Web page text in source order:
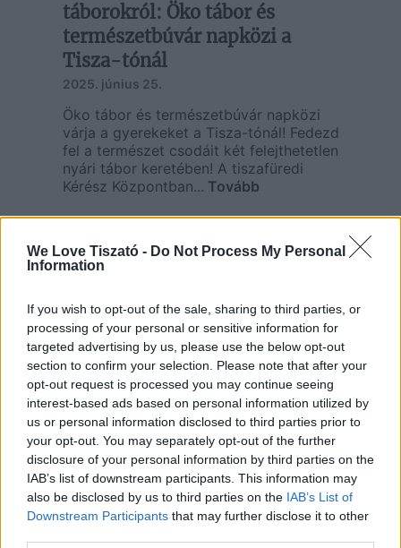
We Love Tiszató - Do Not Process My Personal
Information
If you wish to opt-out of the sale, sharing to third parties, or
processing of your personal or sensitive information for
targeted advertising by us, please use the below opt-out
section to confirm your selection. Please note that after your
opt-out request is processed you may continue seeing
interest-based ads based on personal information utilized by
us or personal information disclosed to third parties prior to
your opt-out. You may separately opt-out of the further
disclosure of your personal information by third parties on the
IAB’s list of downstream participants. This information may
also be disclosed by us to third parties on the IAB’s List of
Downstream Participants that may further disclose it to other
táborokról: Öko tábor és
természetbúvár napközi a
Tisza-tónál
2025. június 25.
Öko tábor és természetbúvár napközi
várja a gyerekeket a Tisza-tónál! Fedezd
fel a természet csodáit két felejthetetlen
nyári tábor keretében! A tiszafüredi
Kérész Központban... Tovább
Fedezd fel Tiszafüred csodás
vízi világát!
2025. június 23.
Tiszafüred a Tisza-tó szíve, ahol a
természet és a víz tökéletes
harmóniában fonódik össze. A város